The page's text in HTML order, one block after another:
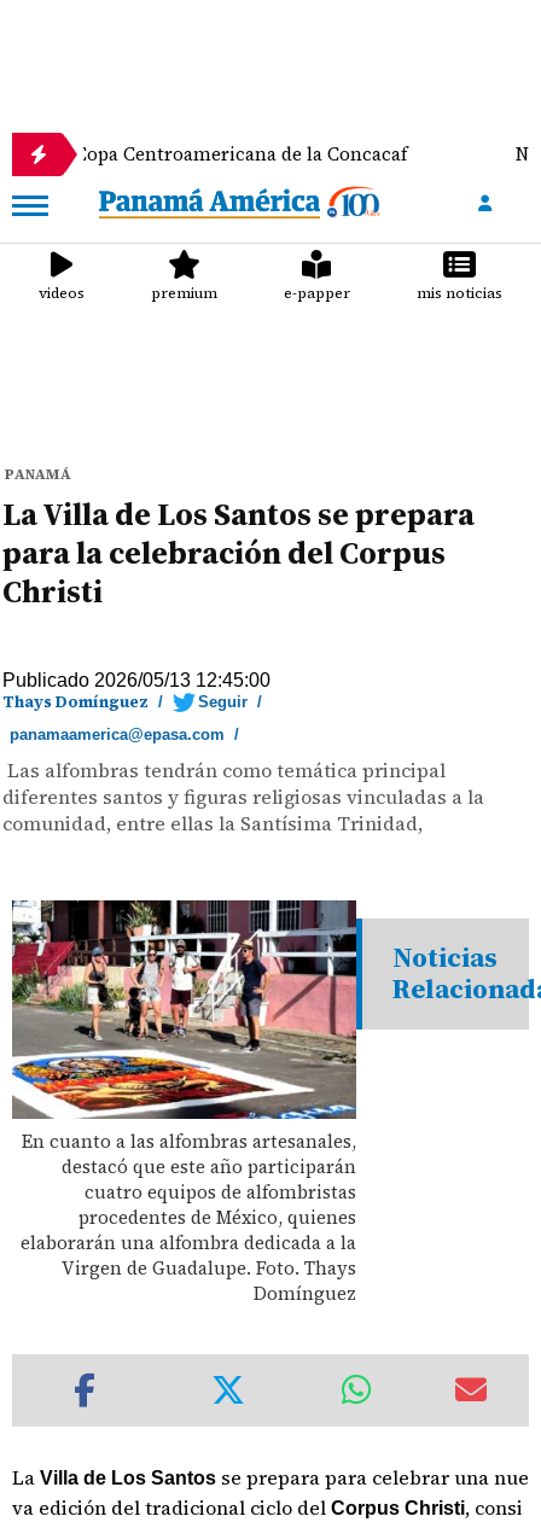
Centroamericana de la Concacaf Nathalee
videos premium e-papper mis noticias
PANAMÁ
La Villa de Los Santos se prepara
para la celebración del Corpus
Christi
Publicado 2026/05/13 12:45:00
Thays Domínguez / Seguir /
panamaamerica@epasa.com /
Las alfombras tendrán como temática principal
diferentes santos y figuras religiosas vinculadas a la
comunidad, entre ellas la Santísima Trinidad,
En cuanto a las alfombras artesanales,
destacó que este año participarán
cuatro equipos de alfombristas
procedentes de México, quienes
elaborarán una alfombra dedicada a la
Virgen de Guadalupe. Foto. Thays
Domínguez
Noticias
La Villa de Los Santos se prepara para celebrar una nue
va edición del tradicional ciclo del Corpus Christi, consi